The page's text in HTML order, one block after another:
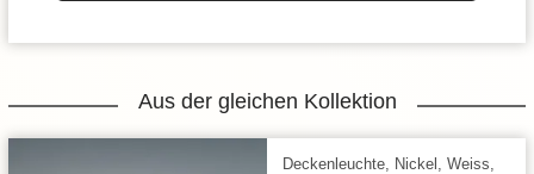
Aus der gleichen Kollektion
Deckenleuchte, Nickel, Weiss,